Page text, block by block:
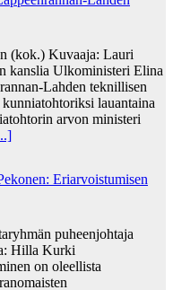
(kok.) Kuvaaja: Lauri
kanslia Ulkoministeri Elina
Lahden teknillisen
lauantaina
arvon ministeri
Eriarvoistumisen
puheenjohtaja
Hilla Kurki
on oleellista